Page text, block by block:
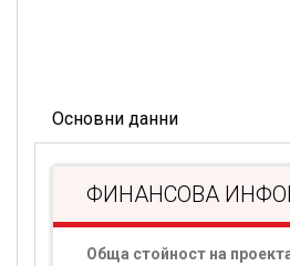
Основни данни
ФИНАНСОВА
Обща стойност на